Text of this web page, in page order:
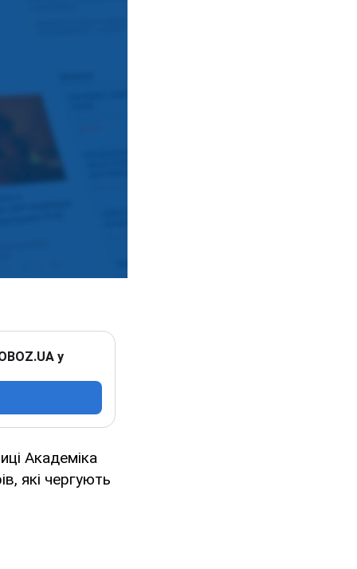
у
Академіка
які чергують